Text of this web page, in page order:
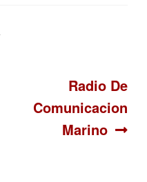
Siguiente:
Radio De
Comunicacion
Marino